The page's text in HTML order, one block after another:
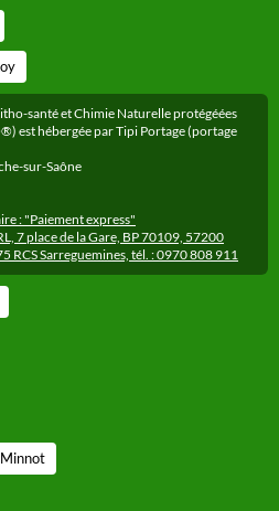
santé et Chimie Naturelle protégéées
est hébergée par Tipi Portage (portage
sur-Saône
: "Paiement express"
7 place de la Gare, BP 70109, 57200
RCS Sarreguemines, tél. : 0970 808 911